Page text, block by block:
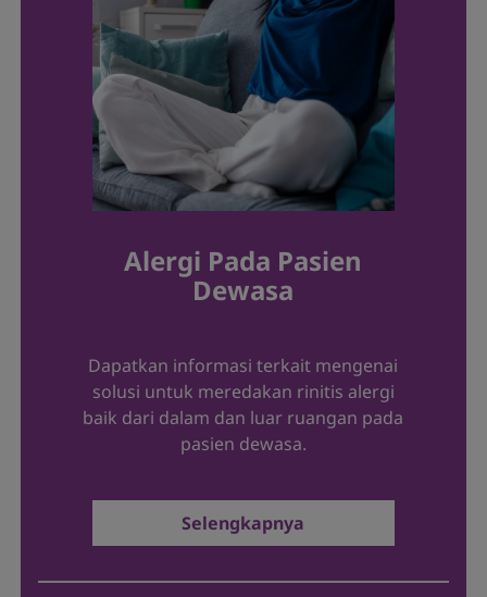
Alergi Pada Pasien
Dewasa
Dapatkan informasi terkait mengenai
solusi untuk meredakan rinitis alergi
baik dari dalam dan luar ruangan pada
pasien dewasa.
Selengkapnya